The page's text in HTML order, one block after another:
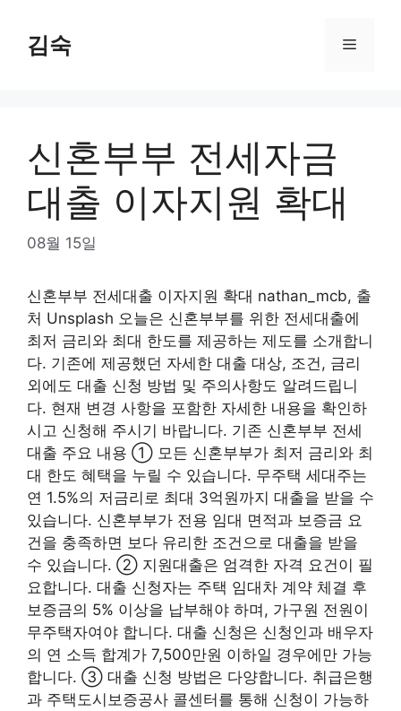
content
김숙 Menu
신혼부부 전세자금
대출 이자지원 확대
08월 15일
신혼부부 전세대출 이자지원 확대 nathan_mcb, 출
처 Unsplash 오늘은 신혼부부를 위한 전세대출에
최저 금리와 최대 한도를 제공하는 제도를 소개합니
다. 기존에 제공했던 자세한 대출 대상, 조건, 금리
외에도 대출 신청 방법 및 주의사항도 알려드립니
다. 현재 변경 사항을 포함한 자세한 내용을 확인하
시고 신청해 주시기 바랍니다. 기존 신혼부부 전세
대출 주요 내용 ① 모든 신혼부부가 최저 금리와 최
대 한도 혜택을 누릴 수 있습니다. 무주택 세대주는
연 1.5%의 저금리로 최대 3억원까지 대출을 받을 수
있습니다. 신혼부부가 전용 임대 면적과 보증금 요
건을 충족하면 보다 유리한 조건으로 대출을 받을
수 있습니다. ② 지원대출은 엄격한 자격 요건이 필
요합니다. 대출 신청자는 주택 임대차 계약 체결 후
보증금의 5% 이상을 납부해야 하며, 가구원 전원이
무주택자여야 합니다. 대출 신청은 신청인과 배우자
의 연 소득 합계가 7,500만원 이하일 경우에만 가능
합니다. ③ 대출 신청 방법은 다양합니다. 취급은행
과 주택도시보증공사 콜센터를 통해 신청이 가능하